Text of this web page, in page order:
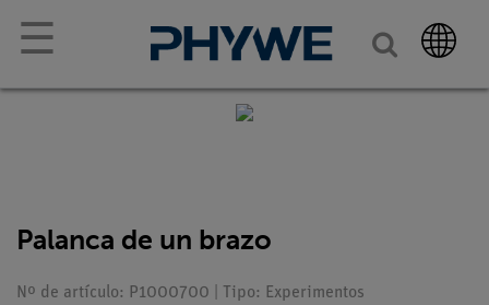
☰
Palanca de un brazo
Nº de artículo: P1000700 | Tipo: Experimentos